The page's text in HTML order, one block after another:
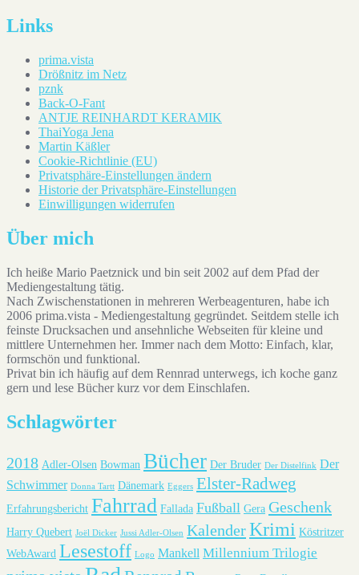
Links
prima.vista
Drößnitz im Netz
pznk
Back-O-Fant
ANTJE REINHARDT KERAMIK
ThaiYoga Jena
Martin Käßler
Cookie-Richtlinie (EU)
Privatsphäre-Einstellungen ändern
Historie der Privatsphäre-Einstellungen
Einwilligungen widerrufen
Über mich
Ich heiße Mario Paetznick und bin seit 2002 auf dem Pfad der
Mediengestaltung tätig.
Nach Zwischenstationen in mehreren Werbeagenturen, habe ich
2006 prima.vista - Mediengestaltung gegründet. Seitdem stelle ich
feinste Drucksachen und ansehnliche Webseiten für kleine und
mittlere Unternehmen her. Immer nach dem Motto: Einfach, klar,
formschön und funktional.
Privat bin ich häufig auf dem Rennrad unterwegs, ich koche ganz
gern und lese Bücher kurz vor dem Einschlafen.
Schlagwörter
2018 Adler-Olsen Bowman Bücher Der Bruder Der Distelfink Der
Schwimmer Donna Tartt Dänemark Eggers Elster-Radweg
Erfahrungsbericht Fahrrad Fallada Fußball Gera Geschenk
Harry Quebert Joël Dicker Jussi Adler-Olsen KalenderKrimi Köstritzer
WebAward Lesestoff Logo Mankell Millennium Trilogie